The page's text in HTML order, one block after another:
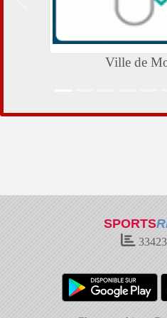
Ville de Mondeville
SPORTS
33423